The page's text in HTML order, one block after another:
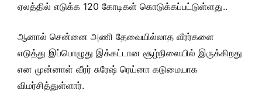
ஏலத்தில் எடுக்க 120 கோடிகள் கொடுக்கப்பட்டுள்ளது..
ஆனால் சென்னை அணி தேவையில்லாத வீரர்களை
எடுத்து இப்பொழுது இக்கட்டான சூழ்நிலையில் இருக்கிறது
என முன்னாள் வீரர் சுரேஷ் ரெய்னா கடுமையாக
விமர்சித்துள்ளார்.